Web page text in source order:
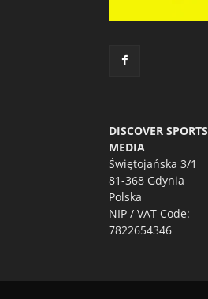
DISCOVER SPORTS
MEDIA
Świętojańska 3/1
81-368 Gdynia
Polska
NIP / VAT Code:
7822654346